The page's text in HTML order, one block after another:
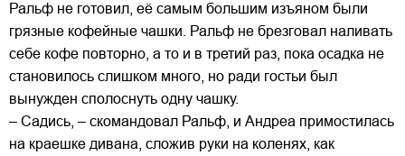
Ральф не готовил, её самым большим изъяном были
грязные кофейные чашки. Ральф не брезговал наливать
себе кофе повторно, а то и в третий раз, пока осадка не
становилось слишком много, но ради гостьи был
вынужден сполоснуть одну чашку.
– Садись, – скомандовал Ральф, и Андреа примостилась
на краешке дивана, сложив руки на коленях, как